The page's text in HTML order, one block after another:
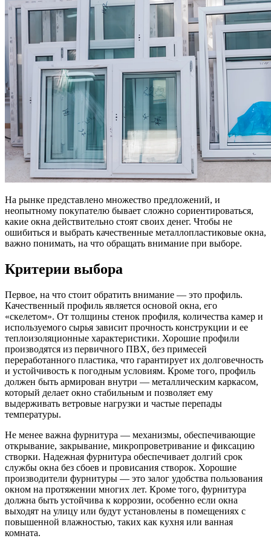
На рынке представлено множество предложений, и
неопытному покупателю бывает сложно сориентироваться,
какие окна действительно стоят своих денег. Чтобы не
ошибиться и выбрать качественные металлопластиковые окна,
важно понимать, на что обращать внимание при выборе.
Критерии выбора
Первое, на что стоит обратить внимание — это профиль.
Качественный профиль является основой окна, его
«скелетом». От толщины стенок профиля, количества камер и
используемого сырья зависит прочность конструкции и ее
теплоизоляционные характеристики. Хорошие профили
производятся из первичного ПВХ, без примесей
переработанного пластика, что гарантирует их долговечность
и устойчивость к погодным условиям. Кроме того, профиль
должен быть армирован внутри — металлическим каркасом,
который делает окно стабильным и позволяет ему
выдерживать ветровые нагрузки и частые перепады
температуры.
Не менее важна фурнитура — механизмы, обеспечивающие
открывание, закрывание, микропроветривание и фиксацию
створки. Надежная фурнитура обеспечивает долгий срок
службы окна без сбоев и провисания створок. Хорошие
производители фурнитуры — это залог удобства пользования
окном на протяжении многих лет. Кроме того, фурнитура
должна быть устойчива к коррозии, особенно если окна
выходят на улицу или будут установлены в помещениях с
повышенной влажностью, таких как кухня или ванная
комната.